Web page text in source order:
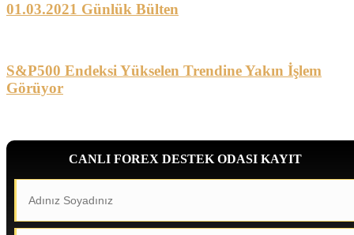
01.03.2021 Günlük Bülten
S&P500 Endeksi Yükselen Trendine Yakın İşlem
Görüyor
CANLI FOREX DESTEK ODASI KAYIT